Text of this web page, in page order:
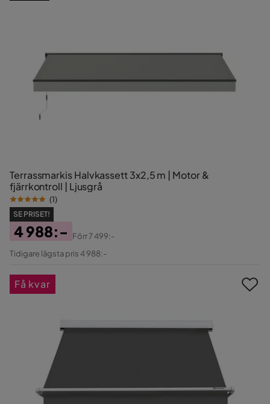
Terrassmarkis Halvkassett 3x2,5 m | Motor &
fjärrkontroll | Ljusgrå
(1)
SE PRISET!
Pris
4 988:-
Original
Förr7 499:-
Tidigare lägsta pris 4 988:-
Få kvar